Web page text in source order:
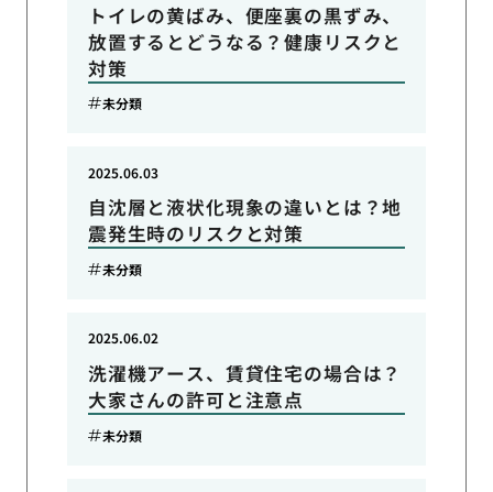
トイレの黄ばみ、便座裏の黒ずみ、
放置するとどうなる？健康リスクと
対策
未分類
自沈層と液状化現象の違いとは？地
震発生時のリスクと対策
2025.06.03
未分類
洗濯機アース、賃貸住宅の場合は？
大家さんの許可と注意点
2025.06.02
未分類